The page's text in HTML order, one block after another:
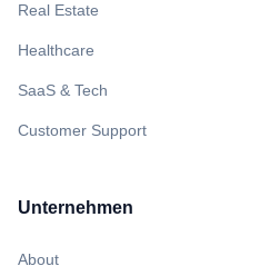
Real Estate
Healthcare
SaaS & Tech
Customer Support
Unternehmen
About